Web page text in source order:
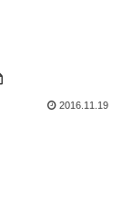
2016.11.19